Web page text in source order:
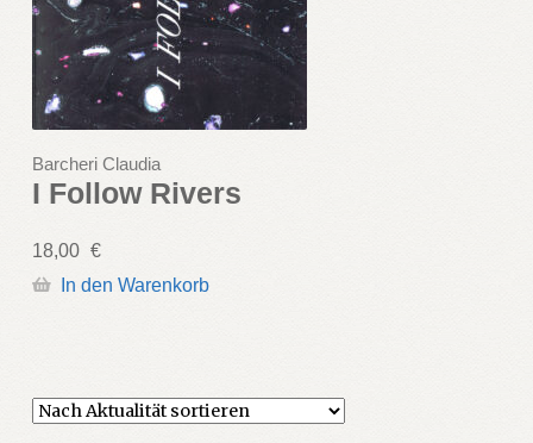
Barcheri Claudia
I Follow Rivers
18,00 €
In den Warenkorb